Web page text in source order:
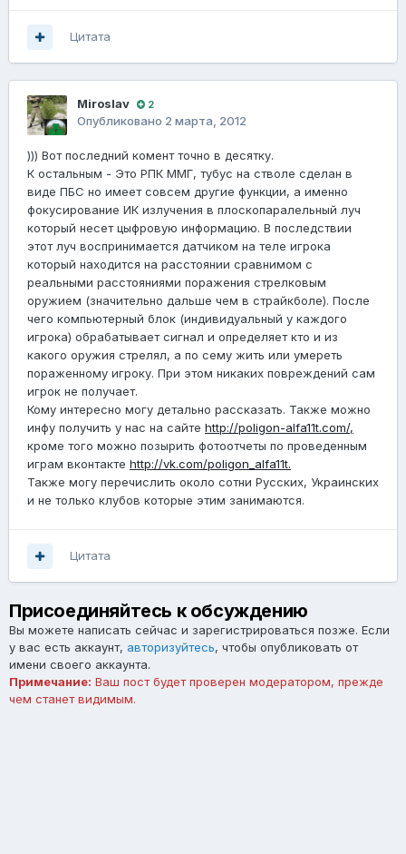
Цитата
Miroslav 2
Опубликовано 2 марта, 2012
))) Вот последний комент точно в десятку.
К остальным - Это РПК ММГ, тубус на стволе сделан в
виде ПБС но имеет совсем другие функции, а именно
фокусирование ИК излучения в плоскопаралельный луч
который несет цыфровую информацию. В последствии
этот луч воспринимается датчиком на теле игрока
который находится на расстоянии сравнимом с
реальными расстояниями поражения стрелковым
оружием (значительно дальше чем в страйкболе). После
чего компьютерный блок (индивидуальный у каждого
игрока) обрабатывает сигнал и определяет кто и из
какого оружия стрелял, а по сему жить или умереть
пораженному игроку. При этом никаких повреждений сам
игрок не получает.
Кому интересно могу детально рассказать. Также можно
инфу получить у нас на сайте http://poligon-alfa11t.com/,
кроме того можно позырить фотоотчеты по проведенным
играм вконтакте http://vk.com/poligon_alfa11t.
Также могу перечислить около сотни Русских, Украинских
и не только клубов которые этим занимаются.
Цитата
Присоединяйтесь к обсуждению
Вы можете написать сейчас и зарегистрироваться позже. Если
у вас есть аккаунт, авторизуйтесь, чтобы опубликовать от
имени своего аккаунта.
Примечание: Ваш пост будет проверен модератором, прежде
чем станет видимым.